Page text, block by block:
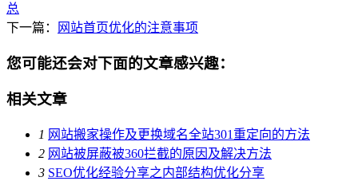
总
下一篇：
网站首页优化的注意事项
您可能还会对下面的文章感兴趣：
相关文章
1 网站搬家操作及更换域名全站301重定向的方法
2 网站被屏蔽被360拦截的原因及解决方法
3 SEO优化经验分享之内部结构优化分享